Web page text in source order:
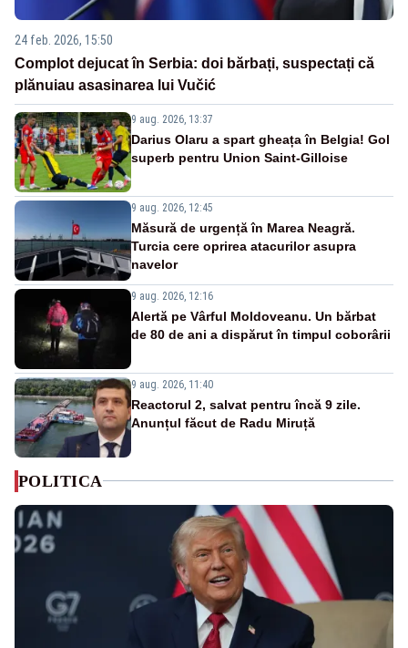
24 feb. 2026, 15:50
Complot dejucat în Serbia: doi bărbați, suspectați că
plănuiau asasinarea lui Vučić
9 aug. 2026, 13:37
Darius Olaru a spart gheața în Belgia! Gol
superb pentru Union Saint-Gilloise
9 aug. 2026, 12:45
Măsură de urgență în Marea Neagră.
Turcia cere oprirea atacurilor asupra
navelor
9 aug. 2026, 12:16
Alertă pe Vârful Moldoveanu. Un bărbat
de 80 de ani a dispărut în timpul coborârii
9 aug. 2026, 11:40
Reactorul 2, salvat pentru încă 9 zile.
Anunțul făcut de Radu Miruță
POLITICA